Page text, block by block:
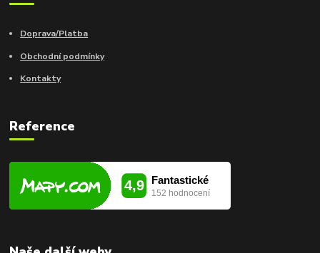
Doprava/Platba
Obchodní podmínky
Kontakty
Reference